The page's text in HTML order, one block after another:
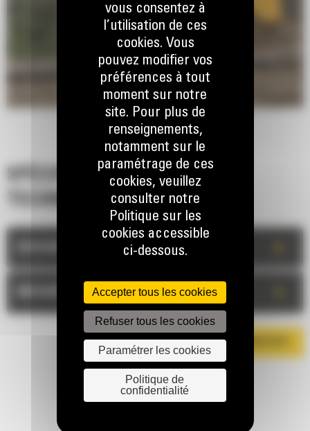
SPÉCIFICATIONS
TECHNIQUES
TÉLÉCHARGER LA BROCHURE
vous consentez à
l’utilisation de ces
cookies. Vous
pouvez modifier vos
préférences à tout
moment sur notre
site. Pour plus de
renseignements,
notamment sur le
paramétrage de ces
cookies, veuillez
consulter notre
Politique sur les
cookies accessible
ci-dessous.
Accepter tous les cookies
Refuser tous les cookies
Paramétrer les cookies
Politique de
confidentialité